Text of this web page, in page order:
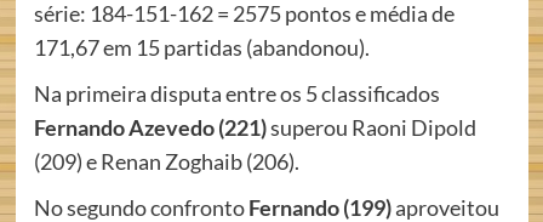
série: 184-151-162 = 2575 pontos e média de
171,67 em 15 partidas (abandonou).
Na primeira disputa entre os 5 classificados
Fernando Azevedo (221)superou Raoni Dipold
(209) e Renan Zoghaib (206).
No segundo confrontoFernando (199)aproveitou